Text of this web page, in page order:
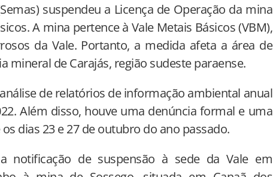
suspendeu a Licença de Operação da mina
A mina pertence à Vale Metais Básicos (VBM),
da Vale. Portanto, a medida afeta a área de
mineral de Carajás, região sudeste paraense.
de relatórios de informação ambiental anual
Além disso, houve uma denúncia formal e uma
dias 23 e 27 de outubro do ano passado.
notificação de suspensão à sede da Vale em